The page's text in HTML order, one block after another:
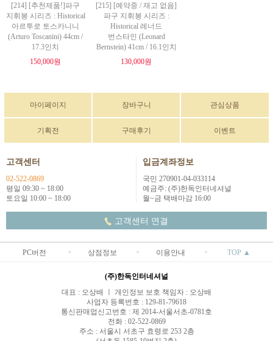
[214] [추천제품!]파구
지휘봉 시리즈 : Historical
아르투로 토스카니니
(Arturo Toscanini) 44cm /
17.3인치
150,000원
[215] [예약중 / 재고 없음]
파구 지휘봉 시리즈 :
Historical 레너드
번스타인 (Leonard
Bernstein) 41cm / 16.1인치
130,000원
마이페이지 장바구니 관심상품
기획전 구매후기 이벤트
고객센터
02-522-0869
평일 09:30 ~ 18:00
토요일 10:00 ~ 18:00
입금계좌정보
국민 270901-04-033114
예금주: (주)한독인터네셔널
월~금 택배마감 16:00
고객센터 연결
PC버전 상점정보 이용안내 TOP ▲
(주)한독인터네셔널
대표 : 오상배 ㅣ 개인정보 보호 책임자 : 오상배
사업자 등록번호 : 129-81-79618
통신판매업신고번호 : 제 2014-서울서초-0781호
전화 : 02-522-0869
주소 : 서울시 서초구 효령로 253 2층